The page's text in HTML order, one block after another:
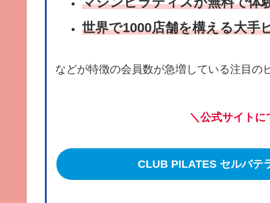
世界で1000店舗を構える大手
などが特徴の会員数が急増している注目の
＼公式サイトに
CLUB PILATES セルバテ